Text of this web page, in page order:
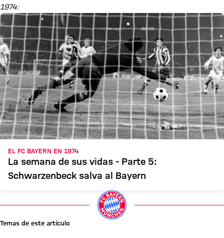
1974:
EL FC BAYERN EN 1974
La semana de sus vidas - Parte 5:
Schwarzenbeck salva al Bayern
Temas de este artículo